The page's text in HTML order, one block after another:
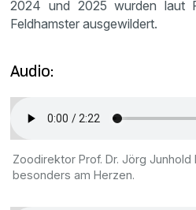
2024 und 2025 wurden laut
Feldhamster ausgewildert.
Audio:
Zoodirektor Prof. Dr. Jörg
besonders am Herzen.